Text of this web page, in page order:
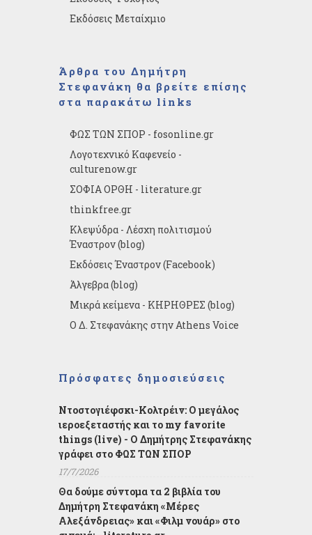
Εκδόσεις Μεταίχμιο
Άρθρα του Δημήτρη
Στεφανάκη θα βρείτε επίσης
στα παρακάτω links
ΦΩΣ ΤΩΝ ΣΠΟΡ - fosonline.gr
Λογοτεχνικό Καφενείο -
culturenow.gr
ΣΟΦΙΑ ΟΡΘΗ - literature.gr
thinkfree.gr
Κλεψύδρα - Λέσχη πολιτισμού
Έναστρον (blog)
Εκδόσεις Έναστρον (Facebook)
Άλγεβρα (blog)
Μικρά κείμενα - ΚΗΡΗΘΡΕΣ (blog)
Ο Δ. Στεφανάκης στην Athens Voice
Πρόσφατες δημοσιεύσεις
Ντοστογιέφσκι-Κολτρέιν: Ο μεγάλος
ιεροεξεταστής και το my favorite
things (live) - Ο Δημήτρης Στεφανάκης
γράφει στο ΦΩΣ ΤΩΝ ΣΠΟΡ
17/7/2026
Θα δούμε σύντομα τα 2 βιβλία του
Δημήτρη Στεφανάκη «Μέρες
Αλεξάνδρειας» και «Φιλμ νουάρ» στο